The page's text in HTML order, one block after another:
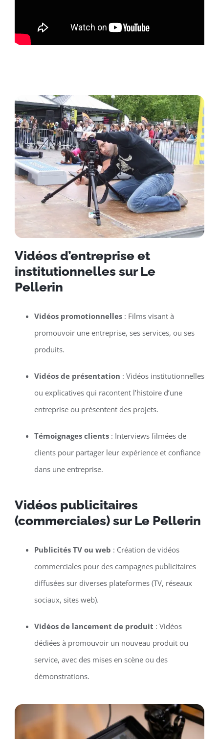
Vidéos d’entreprise et
institutionnelles sur Le
Pellerin
Vidéos promotionnelles: Films visant à
promouvoir une entreprise, ses services, ou ses
produits.
Vidéos de présentation : Vidéos institutionnelles
ou explicatives qui racontent l’histoire d’une
entreprise ou présentent des projets.
Témoignages clients: Interviews filmées de
clients pour partager leur expérience et confiance
dans une entreprise.
Vidéos publicitaires
(commerciales) sur Le Pellerin
Publicités TV ou web : Création de vidéos
commerciales pour des campagnes publicitaires
diffusées sur diverses plateformes (TV, réseaux
sociaux, sites web).
Vidéos de lancement de produit : Vidéos
dédiées à promouvoir un nouveau produit ou
service, avec des mises en scène ou des
démonstrations.